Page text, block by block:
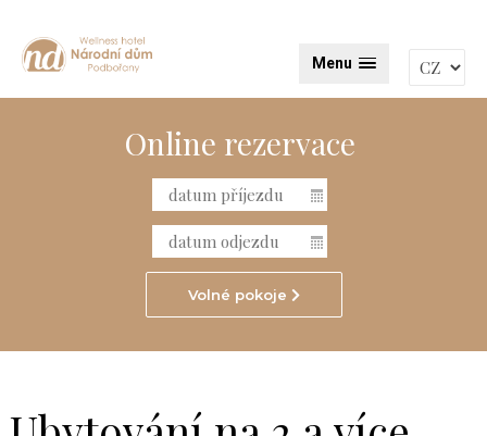
Menu
Online rezervace
Volné pokoje